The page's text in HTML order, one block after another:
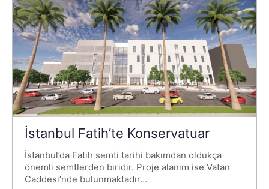
İstanbul Fatih’te Konservatuar
İstanbul’da Fatih semti tarihi bakımdan oldukça
önemli semtlerden biridir. Proje alanım ise Vatan
Caddesi’nde bulunmaktadır…